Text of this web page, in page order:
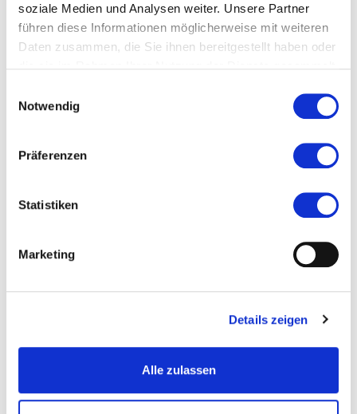
soziale Medien und Analysen weiter. Unsere Partner
führen diese Informationen möglicherweise mit weiteren
Daten zusammen, die Sie ihnen bereitgestellt haben oder
Notwendig
Präferenzen
Statistiken
Marketing
Details zeigen
Alle zulassen
#Kreis Offenbach
#Lokaler Routenführer Kreis Offenbach
Ort und Anfahrt
Offenbacher Landstraße 105